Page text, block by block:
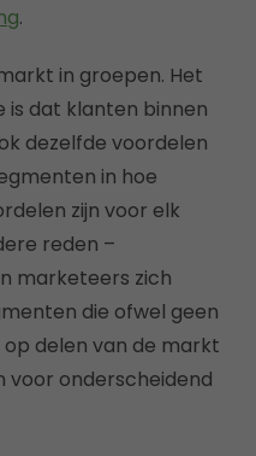
.
in groepen. Het
dat klanten binnen
dezelfde voordelen
in hoe
zijn voor elk
reden –
marketeers zich
die ofwel geen
delen van de markt
voor onderscheidend